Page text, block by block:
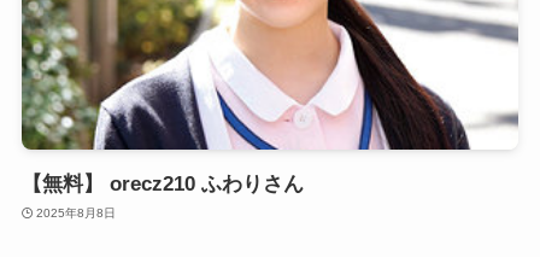
【無料】 orecz210 ふわりさん
2025年8月8日